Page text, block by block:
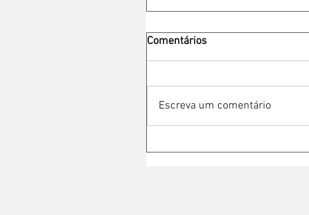
Comentários
Escreva um comentário